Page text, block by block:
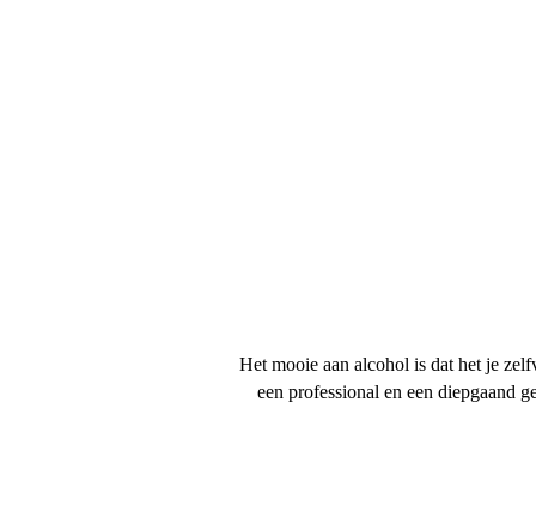
Het mooie aan alcohol is dat het je
een professional en een diepgaand